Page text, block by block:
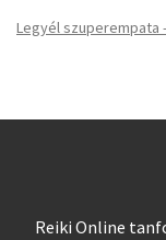
Legyél
Reiki Online